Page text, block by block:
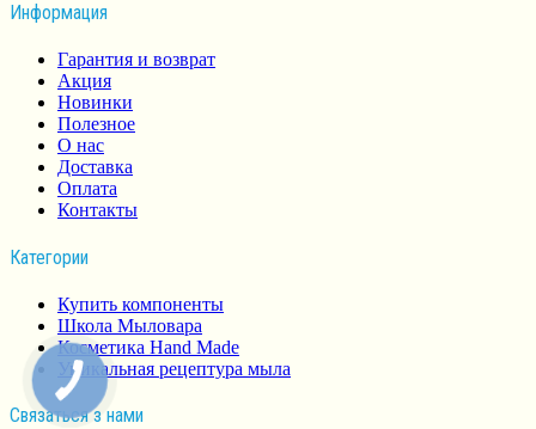
Информация
Гарантия и возврат
Акция
Новинки
Полезное
О нас
Доставка
Оплата
Контакты
Категории
Купить компоненты
Школа Мыловара
Косметика Hand Made
Уникальная рецептура мыла
Связаться з нами